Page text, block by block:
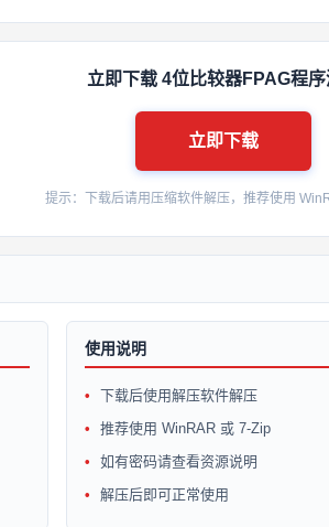
立即下载 4位比较器FPAG程序
立即下载
提示：下载后请用压缩软件解压，推荐使用
使用说明
下载后使用解压软件解压
推荐使用 WinRAR 或 7-Zip
如有密码请查看资源说明
解压后即可正常使用